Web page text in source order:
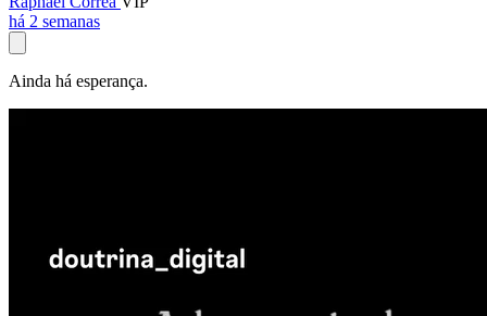
há 2 semanas
Ainda há esperança.